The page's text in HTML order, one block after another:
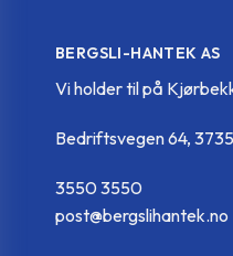
BERGSLI-HANTEK AS
Vi holder til på
Bedriftsvegen 64,
3550 3550
post@bergslihantek.no